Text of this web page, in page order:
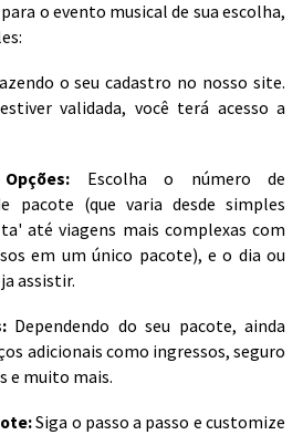
o evento musical de sua escolha,
o seu cadastro no nosso site.
validada, você terá acesso a
Escolha o número de
pacote (que varia desde simples
até viagens mais complexas com
em um único pacote), e o dia ou
assistir.
Dependendo do seu pacote, ainda
adicionais como ingressos, seguro
e muito mais.
Siga o passo a passo e customize